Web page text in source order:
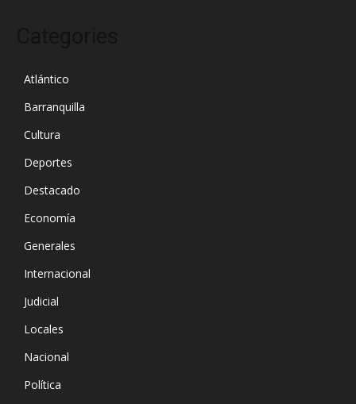
Atlántico
Barranquilla
Cultura
Deportes
Destacado
Economía
Generales
Internacional
Judicial
Locales
Nacional
Política